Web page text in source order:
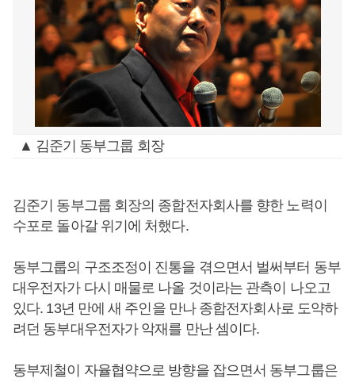
▲ 김준기 동부그룹 회장
김준기 동부그룹 회장의 종합전자회사를 향한 노력이
수포로 돌아갈 위기에 처했다.
동부그룹의 구조조정이 진통을 겪으면서 벌써부터 동부
대우전자가 다시 매물로 나올 것이라는 관측이 나오고
있다. 13년 만에 새 주인을 만나 종합전자회사로 도약하
려던 동부대우전자가 악재를 만난 셈이다.
동부제철이 자율협약으로 방향을 잡으면서 동부그룹은